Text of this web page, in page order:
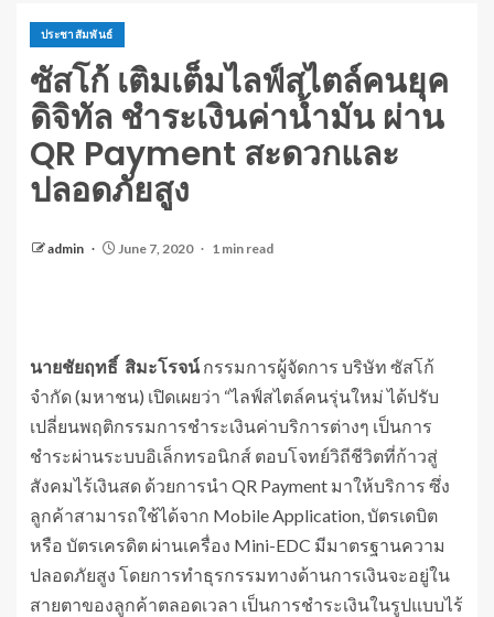
ประชาสัมพันธ์
ซัสโก้ เติมเต็มไลฟ์สไตล์คนยุค
ดิจิทัล ชำระเงินค่าน้ำมัน ผ่าน
QR Payment สะดวกและ
ปลอดภัยสูง
admin June 7, 2020 1 min read
นายชัยฤทธิ์ สิมะโรจน์กรรมการผู้จัดการ บริษัท ซัสโก้
จำกัด (มหาชน) เปิดเผยว่า “ไลฟ์สไตล์คนรุ่นใหม่ ได้ปรับ
เปลี่ยนพฤติกรรมการชำระเงินค่าบริการต่างๆ เป็นการ
ชำระผ่านระบบอิเล็กทรอนิกส์ ตอบโจทย์วิถีชีวิตที่ก้าวสู่
สังคมไร้เงินสด ด้วยการนำ QR Payment มาให้บริการ ซึ่ง
ลูกค้าสามารถใช้ได้จาก Mobile Application, บัตรเดบิต
หรือ บัตรเครดิต ผ่านเครื่อง Mini-EDC มีมาตรฐานความ
ปลอดภัยสูง โดยการทำธุรกรรมทางด้านการเงินจะอยู่ใน
สายตาของลูกค้าตลอดเวลา เป็นการชำระเงินในรูปแบบไร้